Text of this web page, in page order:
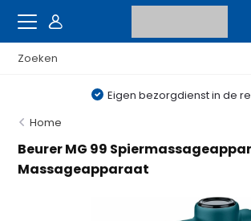
Eigen bezorgdienst in de
Home
Beurer MG 99
Massageapparaat